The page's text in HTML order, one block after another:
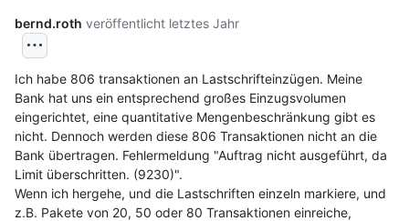
bernd.roth veröffentlicht letztes Jahr
Ich habe 806 transaktionen an Lastschrifteinzügen. Meine
Bank hat uns ein entsprechend großes Einzugsvolumen
eingerichtet, eine quantitative Mengenbeschränkung gibt es
nicht. Dennoch werden diese 806 Transaktionen nicht an die
Bank übertragen. Fehlermeldung "Auftrag nicht ausgeführt, da
Limit überschritten. (9230)".
Wenn ich hergehe, und die Lastschriften einzeln markiere, und
z.B. Pakete von 20, 50 oder 80 Transaktionen einreiche,